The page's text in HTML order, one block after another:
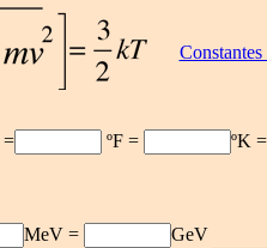
= ºF = ºK =
MeV =
GeV